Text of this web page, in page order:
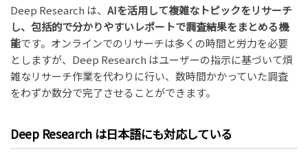
Deep Research は、 AIを活用して複雑なトピックをリサーチ
し、包括的で分かりやすいレポートで調査結果をまとめる機
能です。オンラインでのリサーチは多くの時間と労力を必要
としますが、Deep Research はユーザーの指示に基づいて煩
雑なリサーチ作業を代わりに行い、数時間かかっていた調査
をわずか数分で完了させることができます。
Deep Research は日本語にも対応している